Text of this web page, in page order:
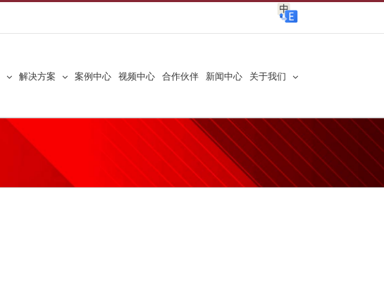
解决方案 案例中心 视频中心 合作伙伴 新闻中心 关于我们